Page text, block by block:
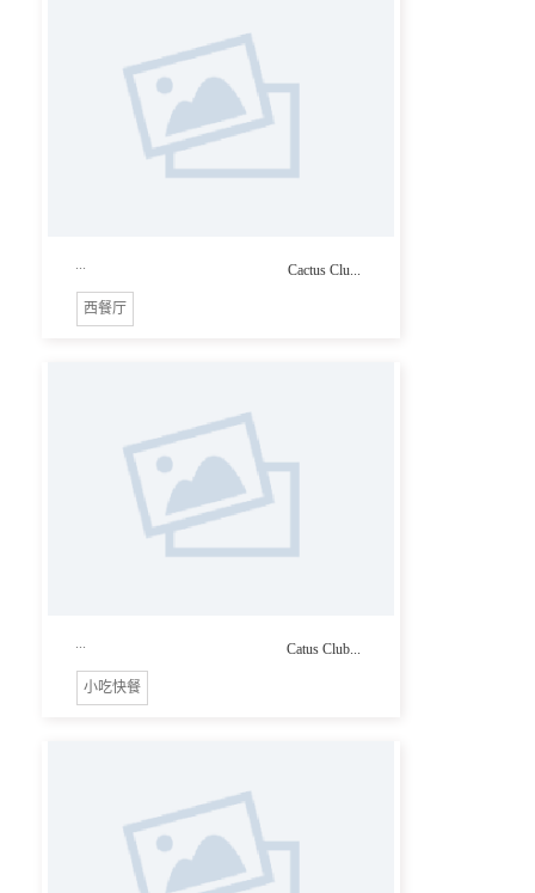
Cactus Clu...
西餐厅
Catus Club...
小吃快餐